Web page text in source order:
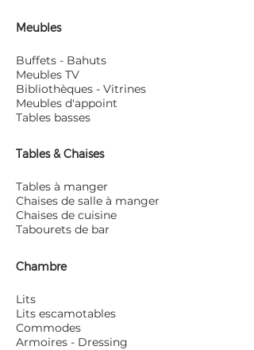
Meubles
Buffets - Bahuts
Meubles TV
Bibliothèques - Vitrines
Meubles d'appoint
Tables basses
Tables & Chaises
Tables à manger
Chaises de salle à manger
Chaises de cuisine
Tabourets de bar
Chambre
Lits
Lits escamotables
Commodes
Armoires - Dressing